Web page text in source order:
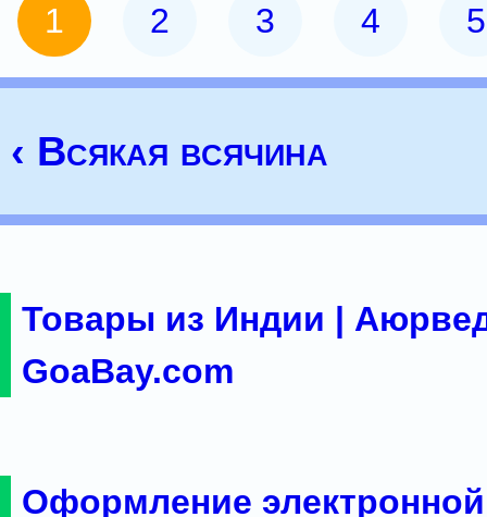
1 2 3 4 5
‹ Всякая всячина
Товары из Индии |
GoaBay.com
Оформление электронной